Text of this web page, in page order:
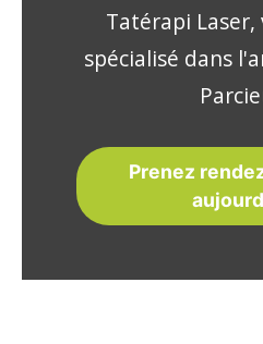
Tatérapi
spécialisé dans
Prenez